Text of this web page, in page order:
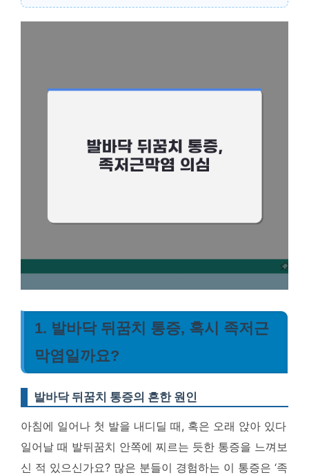
1. 발바닥 뒤꿈치 통증, 혹시 족저근
막염일까요?
발바닥 뒤꿈치 통증의 흔한 원인
아침에 일어나 첫 발을 내디딜 때, 혹은 오래 앉아 있다
일어날 때 발뒤꿈치 안쪽에 찌르는 듯한 통증을 느껴보
신 적 있으신가요? 많은 분들이 경험하는 이 통증은 ‘족